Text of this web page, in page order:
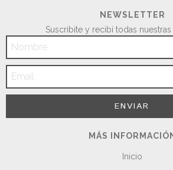
NEWSLETTER
Suscribite y recibí todas nuestras
MÁS
Inicio